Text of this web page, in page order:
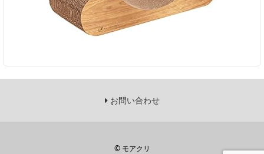
お問い合わせ
© モアクリ